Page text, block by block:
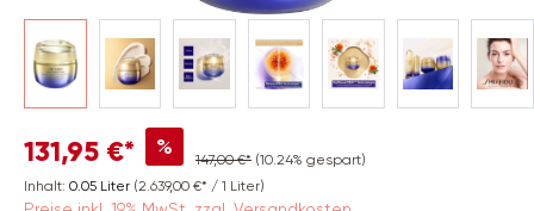
131,95 €* % 147,00 €* (10.24% gespart)
Inhalt: 0.05 Liter (2.639,00 €* / 1 Liter)